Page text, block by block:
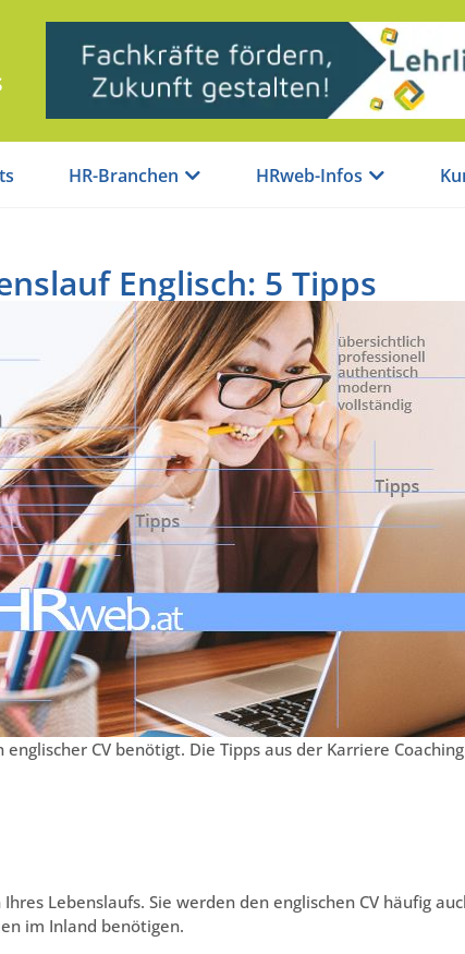
HR-Branchen HRweb-Infos
Englisch: 5 Tipps
CV benötigt. Die Tipps aus der Karriere Coaching
Lebenslaufs. Sie werden den englischen CV häufig
im Inland benötigen.